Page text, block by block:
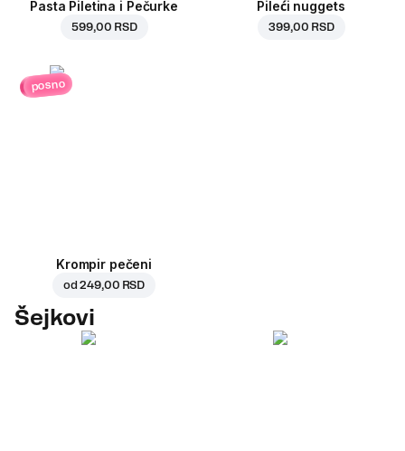
Pasta Piletina i Pečurke
599,00 RSD
Pileći nuggets
399,00 RSD
posno
Krompir pečeni
od249,00 RSD
Šejkovi